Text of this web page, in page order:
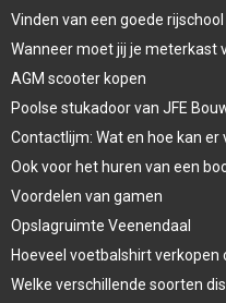
Vinden van een goede
Wanneer moet jij je meterkast
AGM scooter kopen
Poolse stukadoor van JFE
Contactlijm: Wat en hoe kan er
Ook voor het huren van een
Voordelen van gamen
Opslagruimte Veenendaal
Hoeveel voetbalshirt verkopen
Welke verschillende soorten